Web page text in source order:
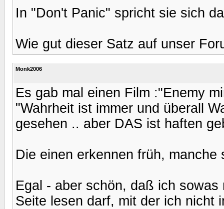
In "Don't Panic" spricht sie sich
Wie gut dieser Satz auf unser
Monk2006
Es gab mal einen Film :"Enemy
"Wahrheit ist immer und überall
gesehen .. aber DAS ist haften
Die einen erkennen früh, manche
Egal - aber schön, daß ich
Seite lesen darf, mit der ich nicht